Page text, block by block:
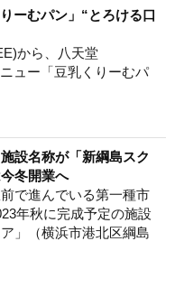
ーむパン」“とろける口
から、八天堂
ュー「豆乳くりーむパ
設名称が「新綱島スク
冬開業へ
で進んでいる第一種市
年秋に完成予定の施設
」（横浜市港北区綱島